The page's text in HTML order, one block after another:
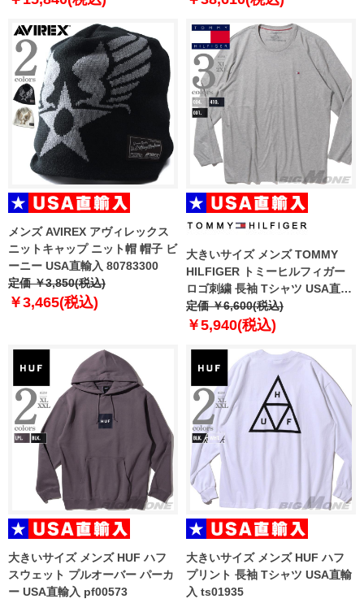
メンズ AVIREX アヴィレックス
ニットキャップ ニット帽 帽子 ビ
ーニー USA直輸入 80783300
定価 ￥3,850(税込)
￥3,465(税込)
大きいサイズ メンズ TOMMY
HILFIGER トミーヒルフィガー
ロゴ刺繍 長袖 Tシャツ USA直輸
入 09t3118
定価 ￥6,600(税込)
￥5,940(税込)
大きいサイズ メンズ HUF ハフ
スウェット プルオーバー パーカ
ー USA直輸入 pf00573
大きいサイズ メンズ HUF ハフ
プリント 長袖 Tシャツ USA直輸
入 ts01935